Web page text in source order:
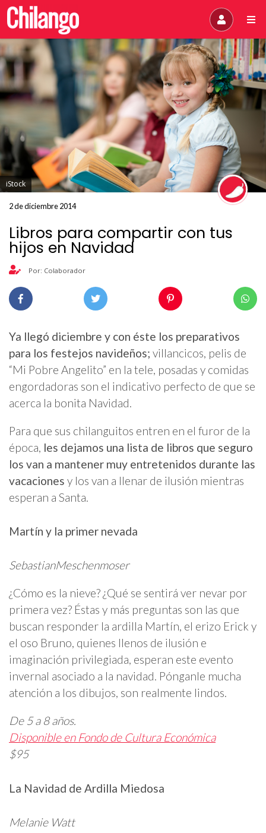
iStock
2 de diciembre 2014
Libros para compartir con tus
hijos en Navidad
Por: Colaborador
Ya llegó diciembre y con éste los preparativos
para los festejos navideños; villancicos, pelis de
“Mi Pobre Angelito” en la tele, posadas y comidas
engordadoras son el indicativo perfecto de que se
acerca la bonita Navidad.
Para que sus chilanguitos entren en el furor de la
época, les dejamos una lista de libros que seguro
los van a mantener muy entretenidos durante las
vacaciones y los van a llenar de ilusión mientras
esperan a Santa.
Martín y la primer nevada
SebastianMeschenmoser
¿Cómo es la nieve? ¿Qué se sentirá ver nevar por
primera vez? Éstas y más preguntas son las que
buscan responder la ardilla Martín, el erizo Erick y
el oso Bruno, quienes llenos de ilusión e
imaginación privilegiada, esperan este evento
invernal asociado a la navidad. Pónganle mucha
atención a los dibujos, son realmente lindos.
De 5 a 8 años.
Disponible en Fondo de Cultura Económica
$95
La Navidad de Ardilla Miedosa
Melanie Watt